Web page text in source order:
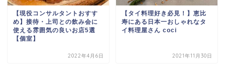
【現役コンサルタントおすす
め】接待・上司との飲み会に
使える雰囲気の良いお店5選
【個室】
2022年4月6日
【タイ料理好き必見！】恵比
寿にある日本一おしゃれなタ
イ料理屋さん coci
2021年11月30日